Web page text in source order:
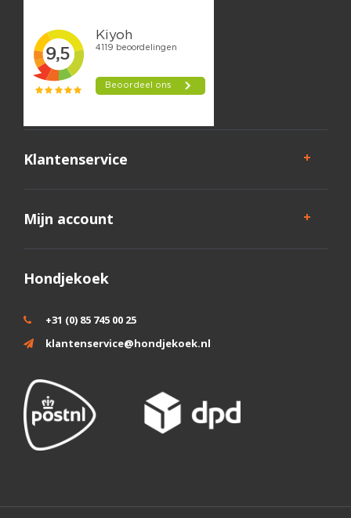
Klantenservice
Mijn account
Hondjekoek
+31 (0) 85 745 00 25
klantenservice@hondjekoek.nl